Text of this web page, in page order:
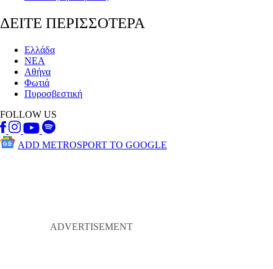
ΔΕΙΤΕ ΠΕΡΙΣΣΟΤΕΡΑ
Ελλάδα
ΝΕΑ
Αθήνα
Φωτιά
Πυροσβεστική
FOLLOW US
ADD METROSPORT TO GOOGLE